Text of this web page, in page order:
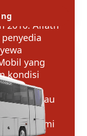
tahun
2010. Alfath
yang
kondisi
atau
Dan demi